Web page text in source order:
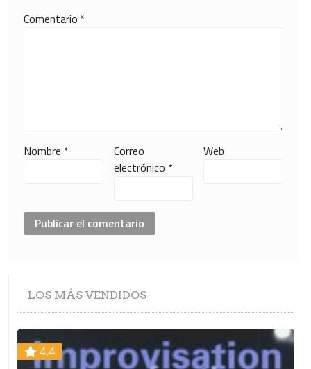
Comentario *
Nombre *
Correo
electrónico *
Web
LOS MÁS VENDIDOS
4.4